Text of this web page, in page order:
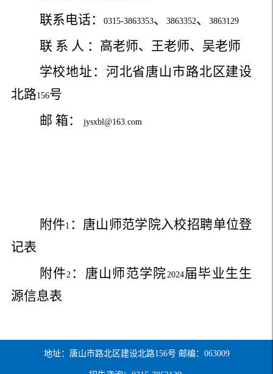
联系电话： 0315-3863353、 3863352、 3863129
联 系 人 ：高老师、王老师、吴老师
学校地址：河北省唐山市路北区建设
北路156号
邮 箱：
jysxbl@163.com
附件1 ：唐山师范学院入校招聘单位登
记表
附件2 ：唐山师范学院2024届毕业生生
源信息表
地址：唐山市路北区建设北路156号 邮编：063009